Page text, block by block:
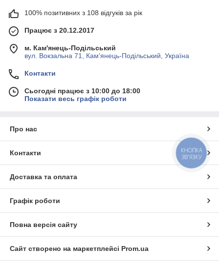
100% позитивних з 108 відгуків за рік
Працює з 20.12.2017
м. Кам'янець-Подільський
вул. Вокзальна 71, Кам'янець-Подільський, Україна
Контакти
Сьогодні працює з 10:00 до 18:00
Показати весь графік роботи
Про нас
Контакти
Доставка та оплата
Графік роботи
Повна версія сайту
Сайт створено на маркетплейсі Prom.ua
КНОПКА
ЗВ'ЯЗКУ